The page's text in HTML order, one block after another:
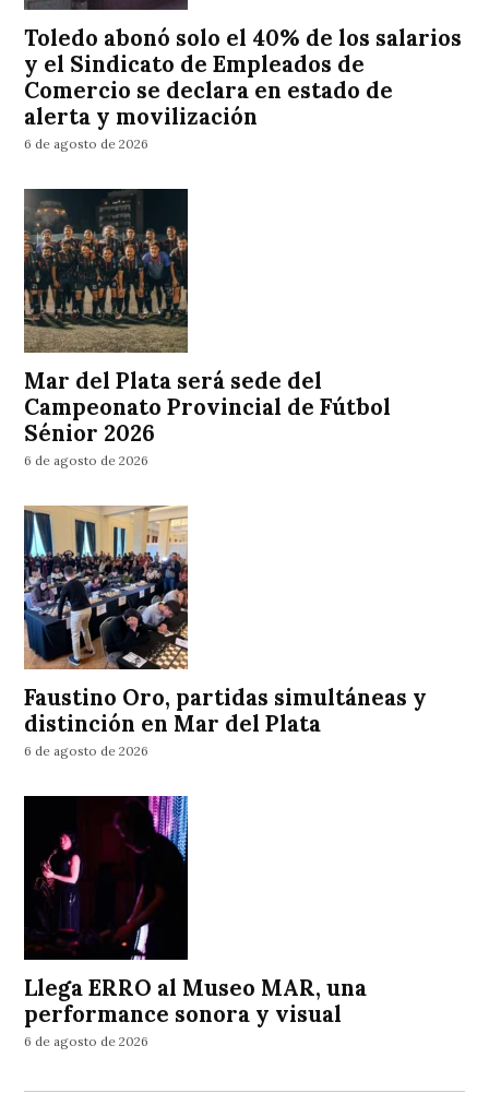
Toledo abonó solo el 40% de los salarios
y el Sindicato de Empleados de
Comercio se declara en estado de
alerta y movilización
6 de agosto de 2026
Mar del Plata será sede del
Campeonato Provincial de Fútbol
Sénior 2026
6 de agosto de 2026
Faustino Oro, partidas simultáneas y
distinción en Mar del Plata
6 de agosto de 2026
Llega ERRO al Museo MAR, una
performance sonora y visual
6 de agosto de 2026